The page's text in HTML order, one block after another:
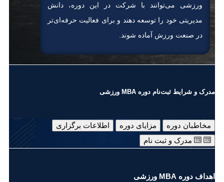
ورزشی می‌توانند با شرکت در این دوره، دانش
مدیریتی خود را توسعه دهند و برای فعالیت حرفه‌ای‌تر
در صنعت ورزش آماده شوند.
مدرک و شرایط ثبت‌نام دوره MBA ورزشی
مخاطبان دوره مزایای دوره
اطلاعات برگزاری
مدرک و ثبت نام
اهداف دوره MBA ورزشی